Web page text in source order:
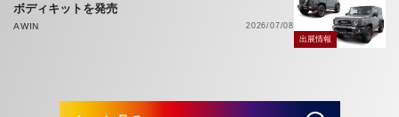
ボディキットを発売
AWIN
2026/07/08
出展情報